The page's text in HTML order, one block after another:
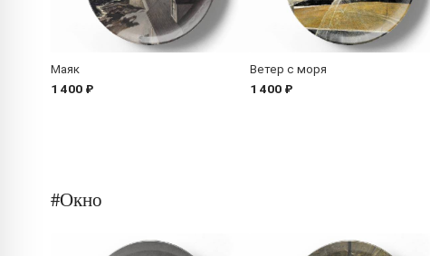
Маяк
1 400 ₽
Ветер с моря
1 400 ₽
#Окно